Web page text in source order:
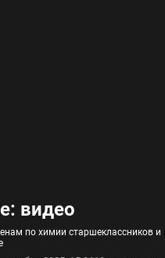
видео
по химии старшеклассников и